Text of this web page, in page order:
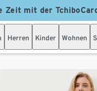
Zeit mit der
Herren Kinder Wohnen